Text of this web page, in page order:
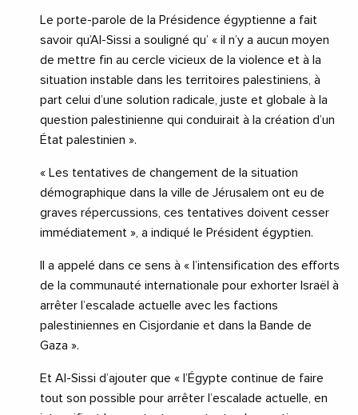
Le porte-parole de la Présidence égyptienne a fait
savoir qu’Al-Sissi a souligné qu’ « il n’y a aucun moyen
de mettre fin au cercle vicieux de la violence et à la
situation instable dans les territoires palestiniens, à
part celui d’une solution radicale, juste et globale à la
question palestinienne qui conduirait à la création d’un
État palestinien ».
« Les tentatives de changement de la situation
démographique dans la ville de Jérusalem ont eu de
graves répercussions, ces tentatives doivent cesser
immédiatement », a indiqué le Président égyptien.
Il a appelé dans ce sens à « l’intensification des efforts
de la communauté internationale pour exhorter Israël à
arrêter l’escalade actuelle avec les factions
palestiniennes en Cisjordanie et dans la Bande de
Gaza ».
Et Al-Sissi d’ajouter que « l’Égypte continue de faire
tout son possible pour arrêter l’escalade actuelle, en